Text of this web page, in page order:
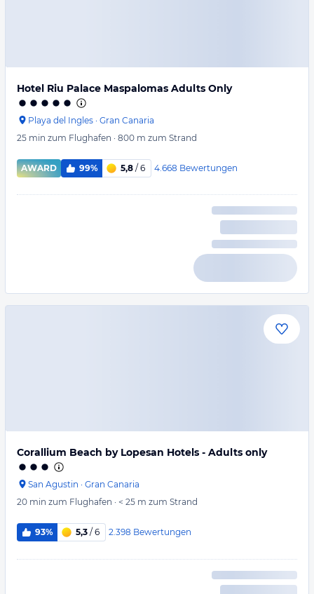
Hotel Riu Palace Maspalomas Adults Only
Playa del Ingles · Gran Canaria
25 min zum Flughafen · 800 m zum Strand
AWARD 99% 5,8 / 6 4.668 Bewertungen
Corallium Beach by Lopesan Hotels - Adults only
San Agustin · Gran Canaria
20 min zum Flughafen · < 25 m zum Strand
93% 5,3 / 6 2.398 Bewertungen